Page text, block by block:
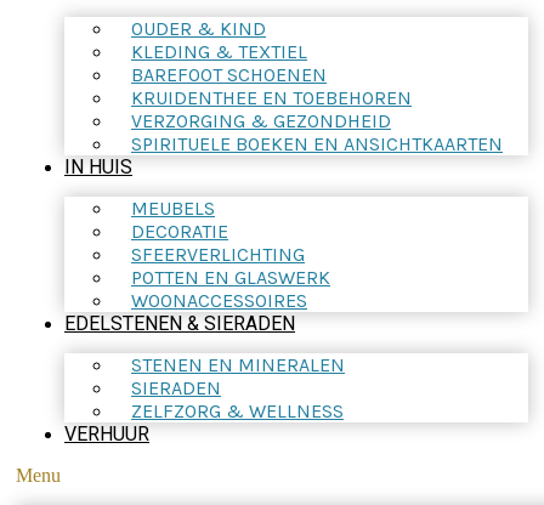
OUDER & KIND
KLEDING & TEXTIEL
BAREFOOT SCHOENEN
KRUIDENTHEE EN TOEBEHOREN
VERZORGING & GEZONDHEID
SPIRITUELE BOEKEN EN ANSICHTKAARTEN
IN HUIS
MEUBELS
DECORATIE
SFEERVERLICHTING
POTTEN EN GLASWERK
WOONACCESSOIRES
EDELSTENEN & SIERADEN
STENEN EN MINERALEN
SIERADEN
ZELFZORG & WELLNESS
VERHUUR
Menu